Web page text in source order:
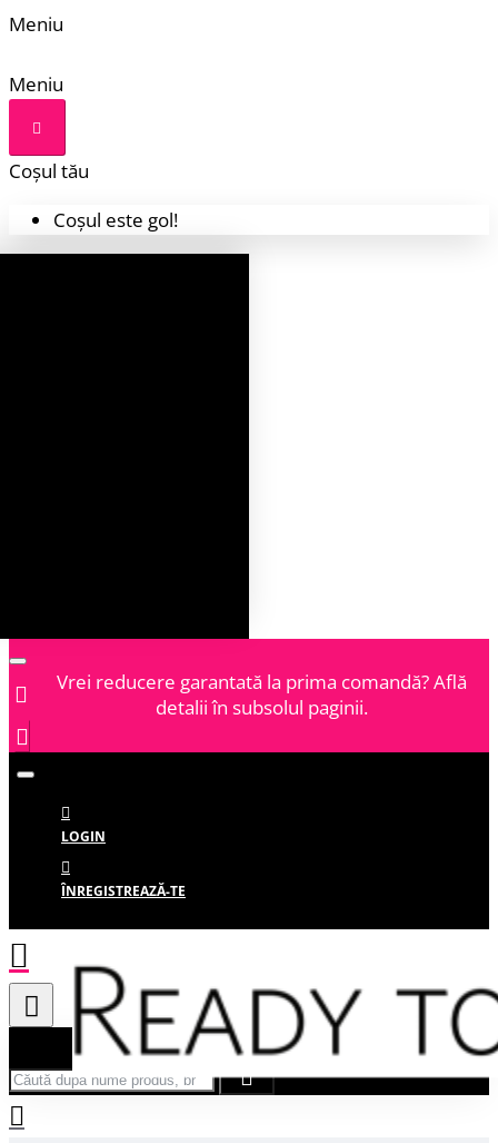
Meniu
Meniu
Coșul tău
Coșul este gol!
Vrei reducere garantată la prima comandă? Află
detalii în subsolul paginii.
LOGIN
ÎNREGISTREAZĂ-TE
Căută după nume produs, brand...